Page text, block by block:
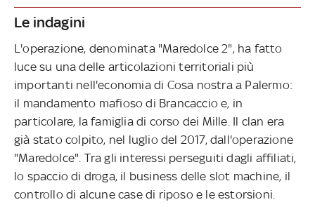
Le indagini
L'operazione, denominata "Maredolce 2", ha fatto
luce su una delle articolazioni territoriali più
importanti nell'economia di Cosa nostra a Palermo:
il mandamento mafioso di Brancaccio e, in
particolare, la famiglia di corso dei Mille. Il clan era
già stato colpito, nel luglio del 2017, dall'operazione
"Maredolce". Tra gli interessi perseguiti dagli affiliati,
lo spaccio di droga, il business delle slot machine, il
controllo di alcune case di riposo e le estorsioni.